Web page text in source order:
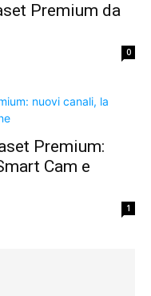
Premium da
0
Premium:
Cam e
1